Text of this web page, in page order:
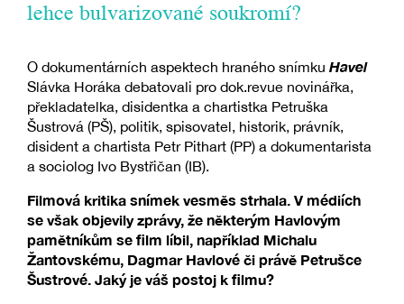
lehce bulvarizované soukromí?
O dokumentárních aspektech hraného snímku Havel
Slávka Horáka debatovali pro dok.revue novinářka,
překladatelka, disidentka a chartistka Petruška
Šustrová (PŠ), politik, spisovatel, historik, právník,
disident a chartista Petr Pithart (PP) a dokumentarista
a sociolog Ivo Bystřičan (IB).
Filmová kritika snímek vesměs strhala. V médiích
se však objevily zprávy, že některým Havlovým
pamětníkům se film líbil, například Michalu
Žantovskému, Dagmar Havlové či právě Petrušce
Šustrové. Jaký je váš postoj k filmu?